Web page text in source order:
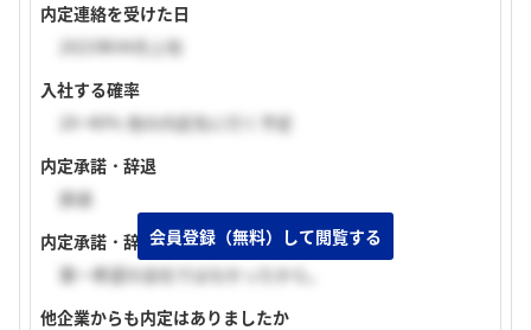
内定連絡を受けた日
2023年04月上旬
入社する確率
20~40% 他の内定先に行く予定
内定承諾・辞退
辞退
内定承諾・辞退理由
第一希望の会社ではなかったから。
他企業からも内定はありましたか
会員登録（無料）して閲覧する